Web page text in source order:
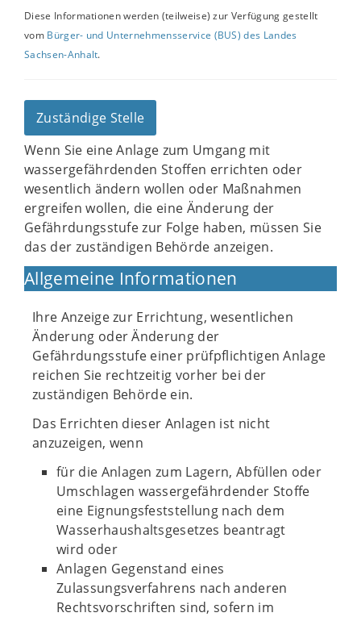
Diese Informationen werden (teilweise) zur Verfügung gestellt
vom Bürger- und Unternehmensservice (BUS) des Landes
Sachsen-Anhalt.
Zuständige Stelle
Wenn Sie eine Anlage zum Umgang mit
wassergefährdenden Stoffen errichten oder
wesentlich ändern wollen oder Maßnahmen
ergreifen wollen, die eine Änderung der
Gefährdungsstufe zur Folge haben, müssen Sie
das der zuständigen Behörde anzeigen.
Allgemeine Informationen
Ihre Anzeige zur Errichtung, wesentlichen
Änderung oder Änderung der
Gefährdungsstufe einer prüfpflichtigen Anlage
reichen Sie rechtzeitig vorher bei der
zuständigen Behörde ein.
Das Errichten dieser Anlagen ist nicht
anzuzeigen, wenn
für die Anlagen zum Lagern, Abfüllen oder
Umschlagen wassergefährdender Stoffe
eine Eignungsfeststellung nach dem
Wasserhaushaltsgesetzes beantragt
wird oder
Anlagen Gegenstand eines
Zulassungsverfahrens nach anderen
Rechtsvorschriften sind, sofern im